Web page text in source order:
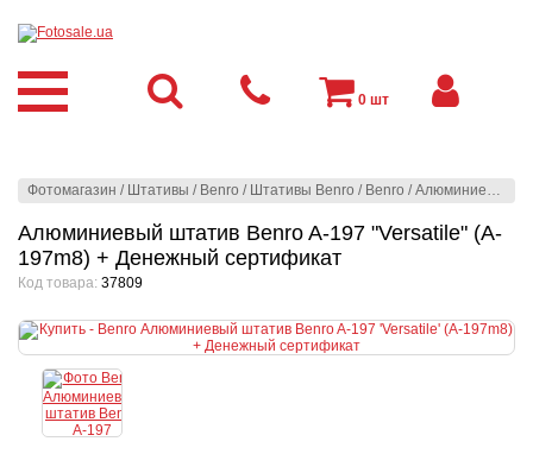
Фотомагазин / Штативы / Benro / Штативы Benro / Benro /Алюминиевый штатив Benro A-197 "Versatile" (A-197m8) + Денежный сертификат
Алюминиевый штатив Benro A-197 "Versatile" (A-
197m8) + Денежный сертификат
Код товара: 37809
0 шт